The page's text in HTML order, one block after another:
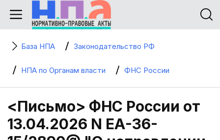
База НПА Законодательство РФ
НПА по Органам власти ФНС России
<Письмо> ФНС России от
13.04.2026 N ЕА-36-